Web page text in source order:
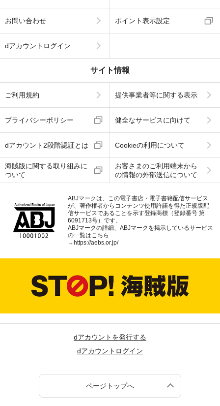
お問い合わせ ポイント表示設定
dアカウントログイン
サイト情報
ご利用規約 提供事業者等に関する表示
プライバシーポリシー 健全なサービスに向けて
dアカウント2段階認証とは Cookieの利用について
海賊版に関する取り組みに
ついて
お客さまのご利用端末から
の情報の外部送信について
ABJマークは、この電子書店・電子書籍配信サービス
が、著作権者からコンテンツ使用許諾を得た正規版配
信サービスであることを示す登録商標（登録番号 第
6091713号）です。
ABJマークの詳細、ABJマークを掲示しているサービス
の一覧はこちら
→https://aebs.or.jp/
dアカウントを発行する
dアカウントログイン
ページトップへ